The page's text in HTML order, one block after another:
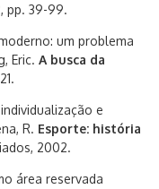
pp. 39-99.
um problema
Eric. A busca da
e
R. Esporte: história
2002.
área reservada